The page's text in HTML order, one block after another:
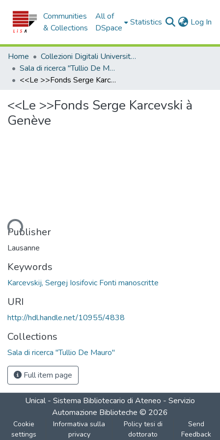
Communities
& Collections
All of
DSpace
Statistics Log In
Home
Collezioni Digitali Università della Calabria
Sala di ricerca "Tullio De Mauro"
<<Le >>Fonds Serge Karcevski à Genève
<<Le >>Fonds Serge Karcevski à
Genève
Publisher
Lausanne
Keywords
Karcevskij, Sergej Iosifovic Fonti manoscritte
URI
http://hdl.handle.net/10955/4838
Collections
Sala di ricerca "Tullio De Mauro"
Full item page
Unical - Sistema Bibliotecario di Ateneo - Servizio
Automazione Biblioteche © 2026
Cookie
settings
Informativa sulla
privacy
Policy tesi di
dottorato
Send
Feedback